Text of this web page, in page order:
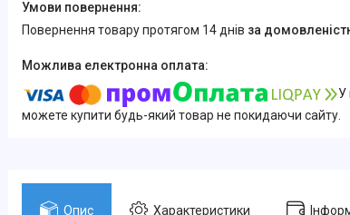
повернення товару протягом 14 днів за
У
можете купити будь-який товар не покидаючи сайту.
Опис Характеристики